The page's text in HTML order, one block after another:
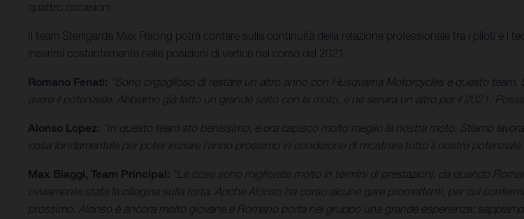
quattro occasioni.
Il team Sterilgarda Max Racing potrà contare sulla continuità della relazione professionale tra i piloti e i
inserirsi costantemente nelle posizioni di vertice nel corso del 2021.
Romano Fenati: “Sono orgoglioso di restare un altro anno con Husqvarna Motorcycles e questo
avere il potenziale. Abbiamo già fatto un grande salto con la moto, e ne servirà un altro per il 2021.
Alonso Lopez: “In questo team sto benissimo, e ora capisco molto meglio la nostra moto. Stiamo
cosa fondamentale per poter iniziare l’anno prossimo in condizione di mostrare tutto il nostro
Max Biaggi, Team Principal: “Le cose sono migliorate molto in termini di prestazioni, da quando
ovviamente stata la ciliegina sulla torta. Anche Alonso ha corso alcune gare promettenti, per cui
prossimo. Alonso è ancora molto giovane e Romano porta nel gruppo una grande esperienza: